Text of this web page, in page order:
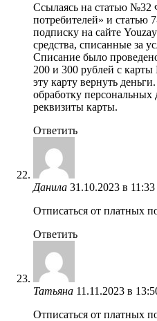
Ссылаясь на статью №32
потребителей» и
подписку на сайте
средства, списанные за
Списание было
200 и 300 рублей с
эту карту вернуть
обработку
реквизиты карты.
Ответить
Данила 31.10.2023 в 11:33
Отписаться от платных
Ответить
Татьяна 11.11.2023 в
Отписаться от платных